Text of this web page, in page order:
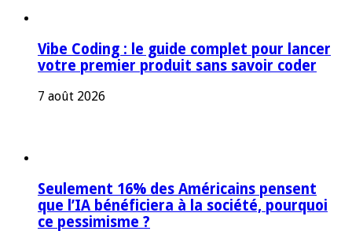
Vibe Coding : le guide complet pour lancer
votre premier produit sans savoir coder
7 août 2026
Seulement 16% des Américains pensent
que l’IA bénéficiera à la société, pourquoi
ce pessimisme ?